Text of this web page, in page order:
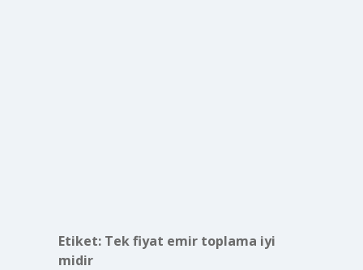
Etiket: Tek fiyat emir toplama iyi
midir